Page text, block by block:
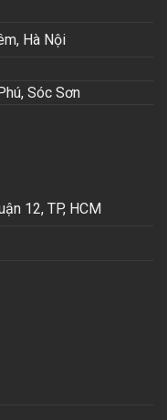
Hà Nội
Sóc Sơn
12, TP, HCM